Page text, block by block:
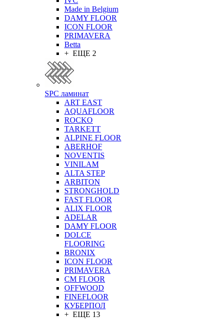
Made in Belgium
DAMY FLOOR
ICON FLOOR
PRIMAVERA
Betta
+ ЕЩЕ 2
SPC ламинат
ART EAST
AQUAFLOOR
ROCKO
TARKETT
ALPINE FLOOR
ABERHOF
NOVENTIS
VINILAM
ALTA STEP
ARBITON
STRONGHOLD
FAST FLOOR
ALIX FLOOR
ADELAR
DAMY FLOOR
DOLCE
FLOORING
BRONIX
ICON FLOOR
PRIMAVERA
CM FLOOR
OFFWOOD
FINEFLOOR
КУБЕРПОЛ
+ ЕЩЕ 13